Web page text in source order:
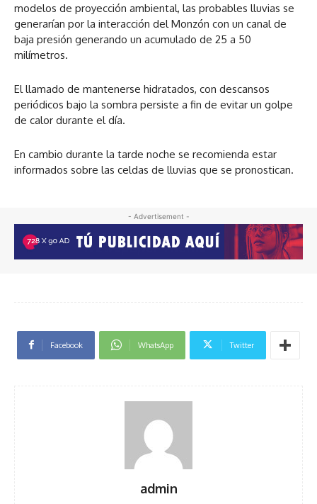
modelos de proyección ambiental, las probables lluvias se
generarían por la interacción del Monzón con un canal de
baja presión generando un acumulado de 25 a 50
milímetros.
El llamado de mantenerse hidratados, con descansos
periódicos bajo la sombra persiste a fin de evitar un golpe
de calor durante el día.
En cambio durante la tarde noche se recomienda estar
informados sobre las celdas de lluvias que se pronostican.
- Advertisement -
Facebook WhatsApp Twitter
admin